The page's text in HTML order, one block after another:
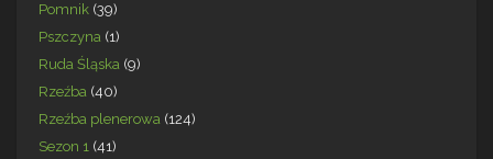
Pomnik (39)
Pszczyna (1)
Ruda Śląska (9)
Rzeźba (40)
Rzeźba plenerowa (124)
Sezon 1 (41)